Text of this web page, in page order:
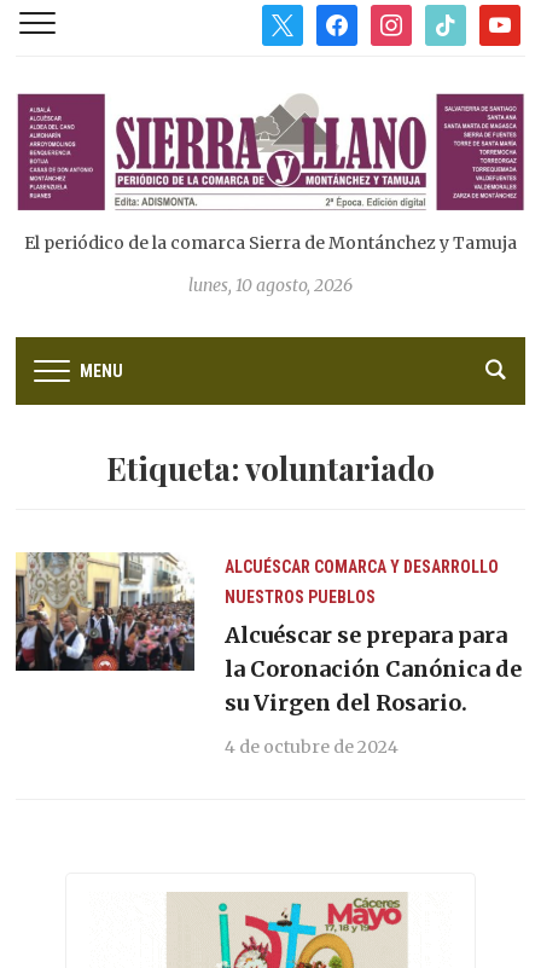
facebookinstagram
tiktok
El periódico de la comarca Sierra de Montánchez y Tamuja
lunes, 10 agosto, 2026
MENU
Etiqueta:voluntariado
ALCUÉSCAR COMARCA Y DESARROLLO
NUESTROS PUEBLOS
Alcuéscar se prepara para
la Coronación Canónica de
su Virgen del Rosario.
4 de octubre de 2024